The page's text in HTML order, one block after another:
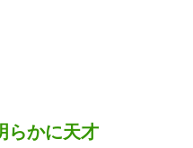
らかに天才